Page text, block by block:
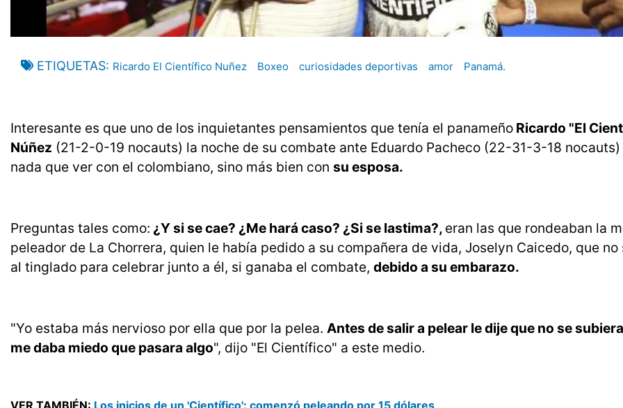
ETIQUETAS Ricardo El Científico Nuñez Boxeo curiosidades deportivas amor Panamá.
Interesante es que uno de los inquietantes pensamientos que tenía el panameño Ricardo "El
Núñez (21-2-0-19 nocauts) la noche de su combate ante Eduardo Pacheco (22-31-3-18 nocauts)
nada que ver con el colombiano, sino más bien con su esposa.
Preguntas tales como: ¿Y si se cae? ¿Me hará caso? ¿Si se lastima?, eran las que rondeaban la
peleador de La Chorrera, quien le había pedido a su compañera de vida, Joselyn Caicedo, que no
al tinglado para celebrar junto a él, si ganaba el combate, debido a su embarazo.
"Yo estaba más nervioso por ella que por la pelea. Antes de salir a pelear le dije que no se
me daba miedo que pasara algo", dijo "El Científico" a este medio.